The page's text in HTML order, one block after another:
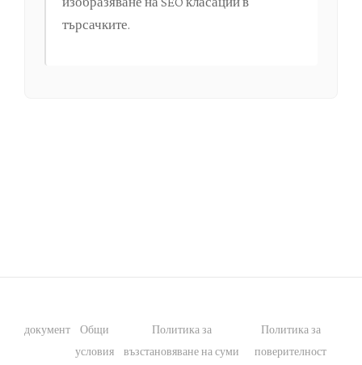
търсачките.
документ
Общи
условия
Политика за
възстановяване на суми
Политика за
поверителност